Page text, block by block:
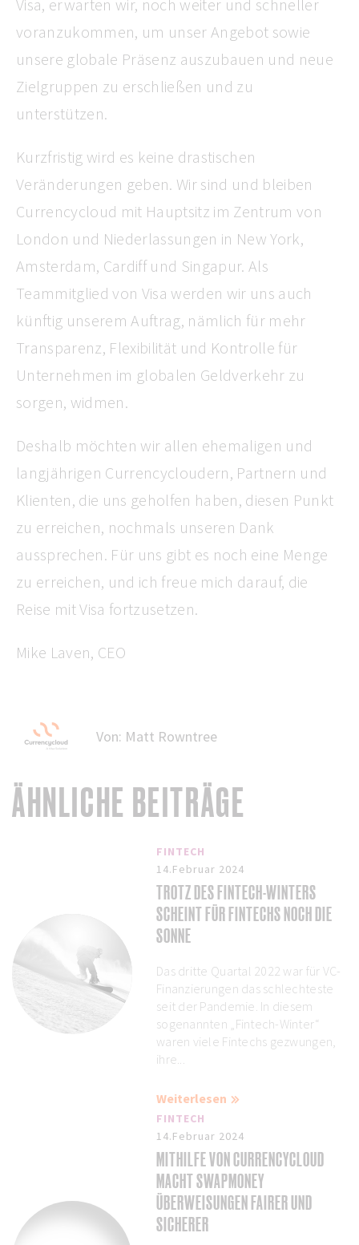
Visa, erwarten wir, noch weiter und schneller
voranzukommen, um unser Angebot sowie
unsere globale Präsenz auszubauen und neue
Zielgruppen zu erschließen und zu
unterstützen.
Kurzfristig wird es keine drastischen
Veränderungen geben. Wir sind und bleiben
Currencycloud mit Hauptsitz im Zentrum von
London und Niederlassungen in New York,
Amsterdam, Cardiff und Singapur. Als
Teammitglied von Visa werden wir uns auch
künftig unserem Auftrag, nämlich für mehr
Transparenz, Flexibilität und Kontrolle für
Unternehmen im globalen Geldverkehr zu
sorgen, widmen.
Deshalb möchten wir allen ehemaligen und
langjährigen Currencycloudern, Partnern und
Klienten, die uns geholfen haben, diesen Punkt
zu erreichen, nochmals unseren Dank
aussprechen. Für uns gibt es noch eine Menge
zu erreichen, und ich freue mich darauf, die
Reise mit Visa fortzusetzen.
Mike Laven, CEO
Von: Matt Rowntree
ÄHNLICHE BEITRÄGE
FINTECH
14.Februar 2024
TROTZ DES FINTECH-WINTERS
SCHEINT FÜR FINTECHS NOCH DIE
SONNE
Das dritte Quartal 2022 war für VC-
Finanzierungen das schlechteste
seit der Pandemie. In diesem
sogenannten „Fintech-Winter“
waren viele Fintechs gezwungen,
ihre...
Weiterlesen
FINTECH
14.Februar 2024
MITHILFE VON CURRENCYCLOUD
MACHT SWAPMONEY
ÜBERWEISUNGEN FAIRER UND
SICHERER